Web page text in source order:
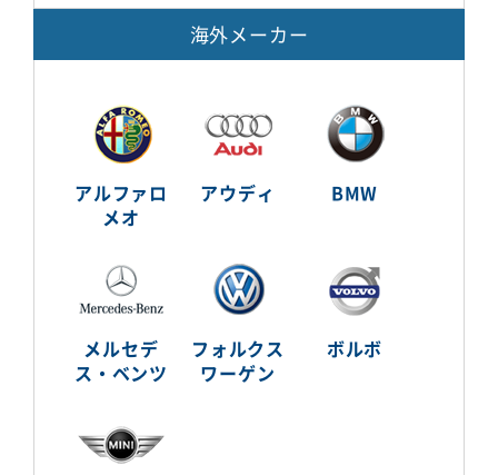
海外メーカー
アルファロ
メオ
アウディ BMW
メルセデ
ス・ベンツ
フォルクス
ワーゲン
ボルボ